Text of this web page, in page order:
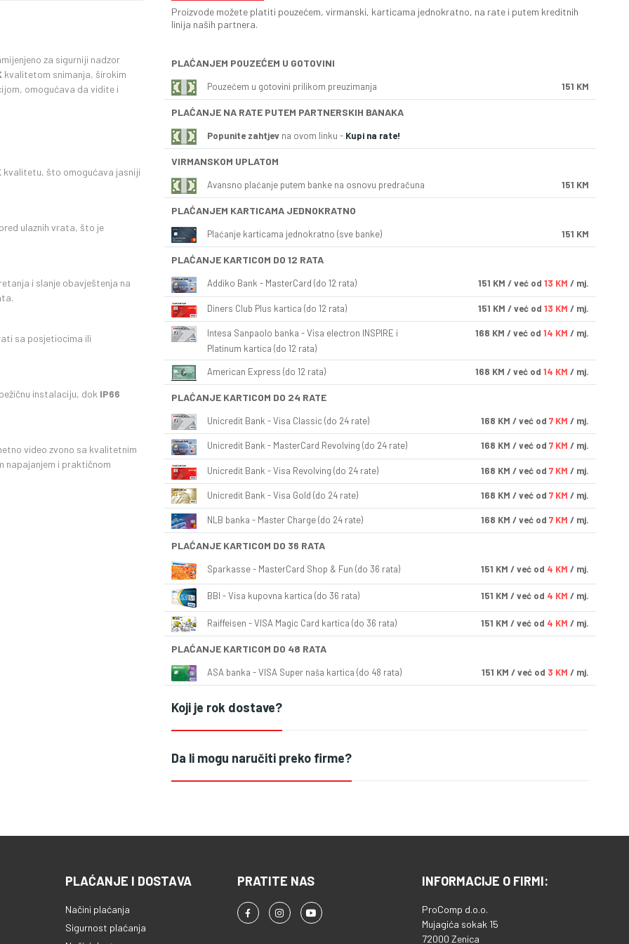
za sigurniji nadzor
kvalitetom snimanja, širokim
omogućava da vidite i
kvalitetu, što omogućava jasniji
ulaznih vrata, što je
i slanje obavještenja na
sa posjetiocima ili
instalaciju, dok IP66
video zvono sa kvalitetnim
napajanjem i praktičnom
Proizvode možete platiti pouzećem, virmanski, karticama jednokratno, na rate i putem kreditnih
linija naših partnera.
PLAĆANJEM POUZEĆEM U GOTOVINI
Pouzećem u gotovini prilikom preuzimanja 151 KM
PLAĆANJE NA RATE PUTEM PARTNERSKIH BANAKA
Popunite zahtjev na ovom linku - Kupi na rate!
VIRMANSKOM UPLATOM
Avansno plaćanje putem banke na osnovu predračuna 151 KM
PLAĆANJEM KARTICAMA JEDNOKRATNO
Plaćanje karticama jednokratno (sve banke) 151 KM
PLAĆANJE KARTICOM DO 12 RATA
Addiko Bank - MasterCard (do 12 rata) 151 KM / već od 13 KM / mj.
Diners Club Plus kartica (do 12 rata) 151 KM / već od 13 KM / mj.
Intesa Sanpaolo banka - Visa electron INSPIRE i
Platinum kartica (do 12 rata)
168 KM / već od 14 KM / mj.
American Express (do 12 rata) 168 KM / već od 14 KM / mj.
PLAĆANJE KARTICOM DO 24 RATE
Unicredit Bank - Visa Classic (do 24 rate) 168 KM / već od 7 KM / mj.
Unicredit Bank - MasterCard Revolving (do 24 rate) 168 KM / već od 7 KM / mj.
Unicredit Bank - Visa Revolving (do 24 rate) 168 KM / već od 7 KM / mj.
Unicredit Bank - Visa Gold (do 24 rate) 168 KM / već od 7 KM / mj.
NLB banka - Master Charge (do 24 rate) 168 KM / već od 7 KM / mj.
PLAĆANJE KARTICOM DO 36 RATA
Sparkasse - MasterCard Shop & Fun (do 36 rata) 151 KM / već od 4 KM / mj.
BBI - Visa kupovna kartica (do 36 rata) 151 KM / već od 4 KM / mj.
Raiffeisen - VISA Magic Card kartica (do 36 rata) 151 KM / već od 4 KM / mj.
PLAĆANJE KARTICOM DO 48 RATA
ASA banka - VISA Super naša kartica (do 48 rata) 151 KM / već od 3 KM / mj.
Koji je rok dostave?
Da li mogu naručiti preko firme?
PLAĆANJE I DOSTAVA
Načini plaćanja
Sigurnost plaćanja
PRATITE NAS INFORMACIJE O FIRMI:
ProComp d.o.o.
Mujagića sokak 15
72000 Zenica